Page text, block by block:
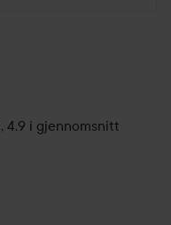
, 4.9 i gjennomsnitt